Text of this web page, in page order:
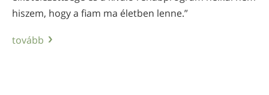
hiszem, hogy a fiam ma életben lenne.”
tovább